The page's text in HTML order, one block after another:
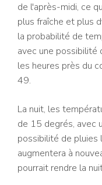
de l'après-midi, ce
plus fraîche et plus
la probabilité de
avec une possibilité
les heures près du
49.
La nuit, les
de 15 degrés, avec
possibilité de pluies
augmentera à
pourrait rendre la